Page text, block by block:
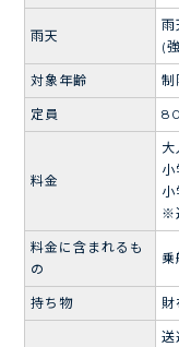
雨天
雨
(
対象年齢 制
定員
料金
※
料金に含まれるも
の
持ち物
送